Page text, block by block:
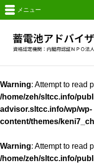
メニュー
Warning: Attempt to read
/home/zeh/sltcc.info/
advisor.sltcc.info/wp/wp-
content/themes/
Warning: Attempt to read
/home/zeh/sltcc.info/